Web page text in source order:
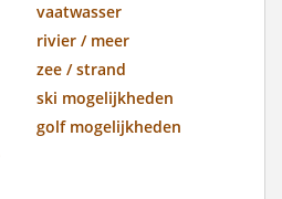
vaatwasser
rivier / meer
zee / strand
ski mogelijkheden
golf mogelijkheden